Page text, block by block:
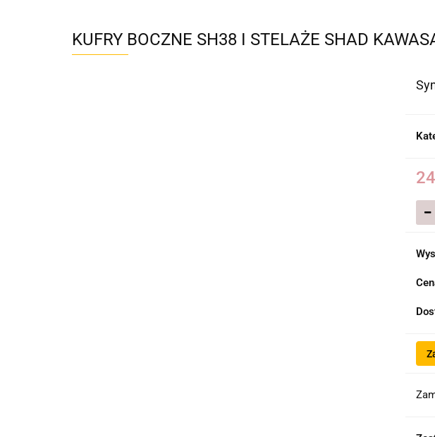
KUFRY BOCZNE SH38 I STELAŻE SHAD